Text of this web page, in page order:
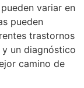
variar en
pueden
trastornos
un diagnóstico
camino de